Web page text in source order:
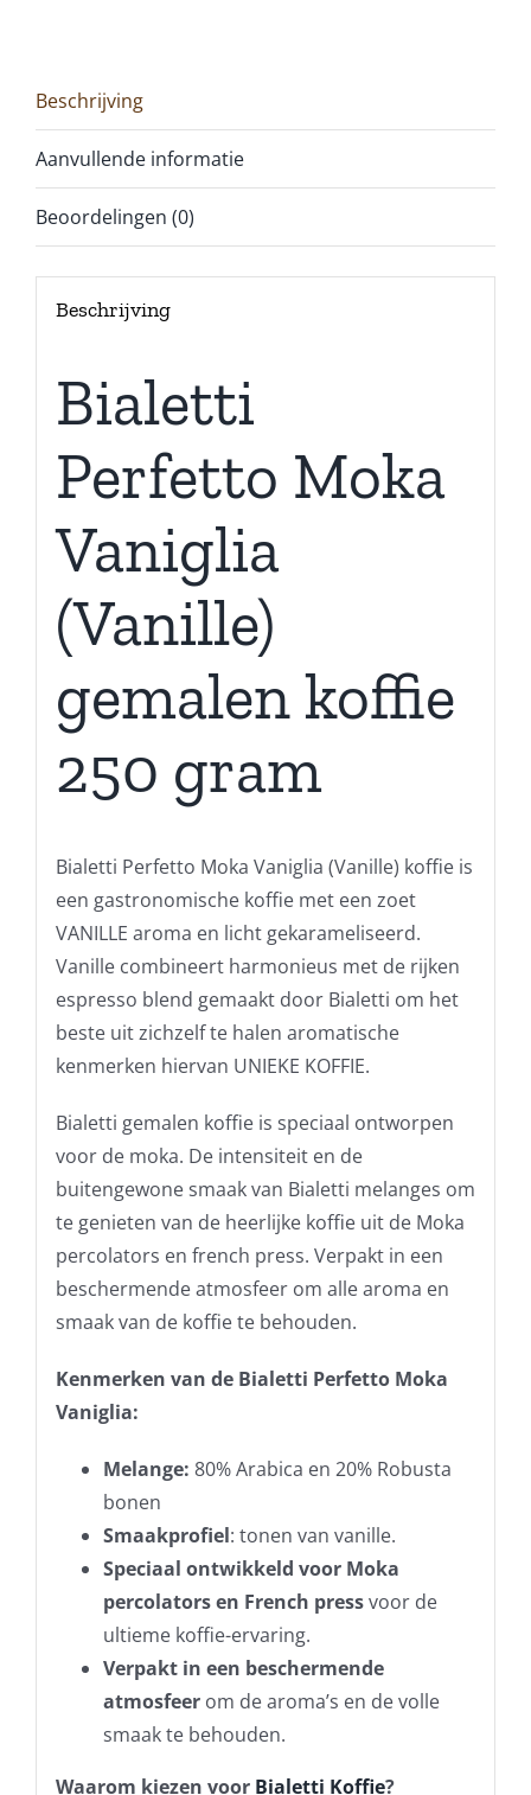
Beschrijving
Aanvullende informatie
Beoordelingen (0)
Beschrijving
Bialetti
Perfetto Moka
Vaniglia
(Vanille)
gemalen koffie
250 gram
Bialetti Perfetto Moka Vaniglia (Vanille) koffie is
een gastronomische koffie met een zoet
VANILLE aroma en licht gekarameliseerd.
Vanille combineert harmonieus met de rijken
espresso blend gemaakt door Bialetti om het
beste uit zichzelf te halen aromatische
kenmerken hiervan UNIEKE KOFFIE.
Bialetti gemalen koffie is speciaal ontworpen
voor de moka. De intensiteit en de
buitengewone smaak van Bialetti melanges om
te genieten van de heerlijke koffie uit de Moka
percolators en french press. Verpakt in een
beschermende atmosfeer om alle aroma en
smaak van de koffie te behouden.
Kenmerken van de Bialetti Perfetto Moka
Vaniglia:
Melange: 80% Arabica en 20% Robusta
bonen
Smaakprofiel: tonen van vanille.
Speciaal ontwikkeld voor Moka
percolators en French pressvoor de
ultieme koffie-ervaring.
Verpakt in een beschermende
atmosfeerom de aroma’s en de volle
smaak te behouden.
Waarom kiezen voor Bialetti Koffie?